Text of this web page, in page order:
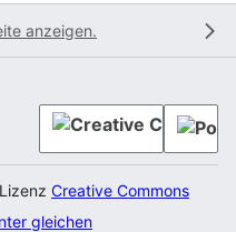
anzeigen.
Creative Commons
gleichen